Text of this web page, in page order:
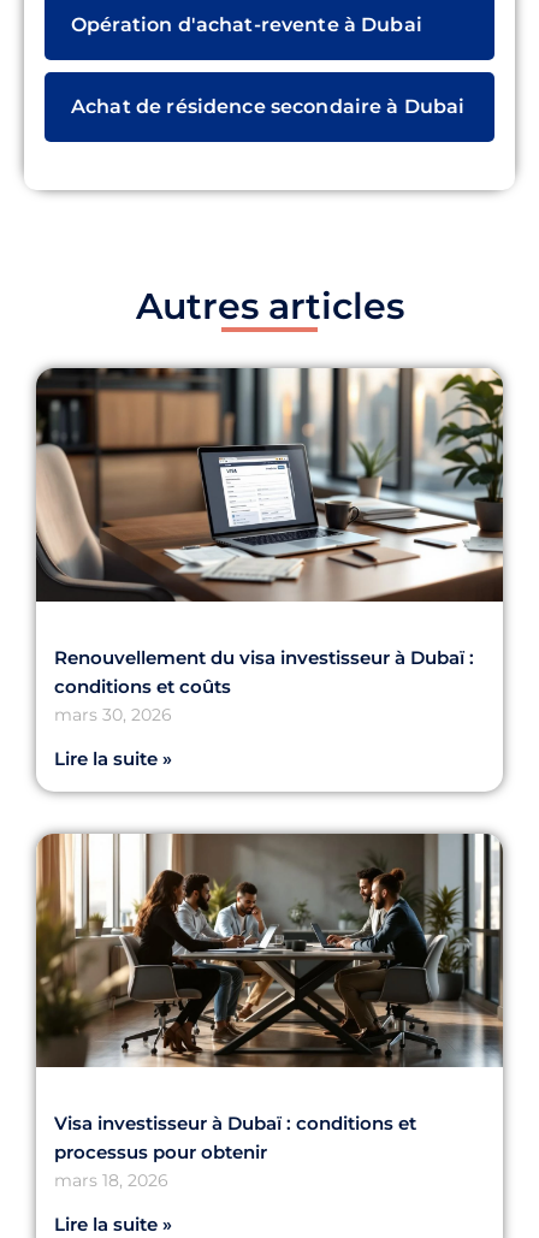
Opération d'achat-revente à Dubai
Achat de résidence secondaire à Dubai
Autres articles
Renouvellement du visa investisseur à Dubaï :
conditions et coûts
mars 30, 2026
Lire la suite »
Visa investisseur à Dubaï : conditions et
processus pour obtenir
mars 18, 2026
Lire la suite »